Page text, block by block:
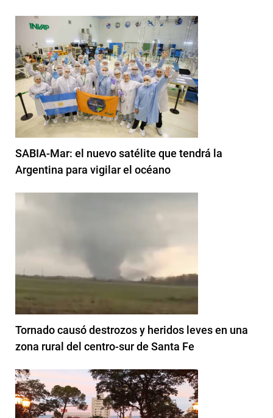
SABIA-Mar: el nuevo satélite que tendrá la
Argentina para vigilar el océano
Tornado causó destrozos y heridos leves en una
zona rural del centro-sur de Santa Fe